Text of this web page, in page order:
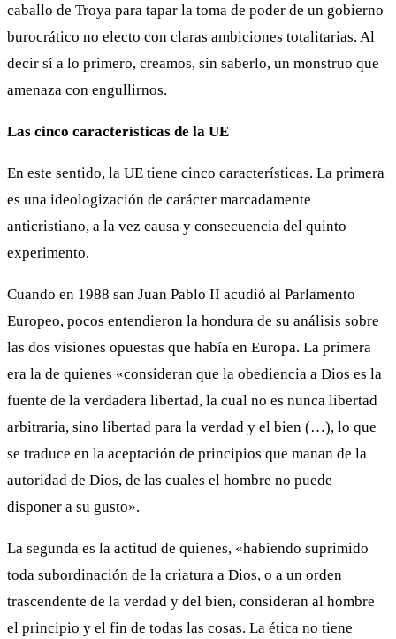
caballo de Troya para tapar la toma de poder de un gobierno
burocrático no electo con claras ambiciones totalitarias. Al
decir sí a lo primero, creamos, sin saberlo, un monstruo que
amenaza con engullirnos.
Las cinco características de la UE
En este sentido, la UE tiene cinco características. La primera
es una ideologización de carácter marcadamente
anticristiano, a la vez causa y consecuencia del quinto
experimento.
Cuando en 1988 san Juan Pablo II acudió al Parlamento
Europeo, pocos entendieron la hondura de su análisis sobre
las dos visiones opuestas que había en Europa. La primera
era la de quienes «consideran que la obediencia a Dios es la
fuente de la verdadera libertad, la cual no es nunca libertad
arbitraria, sino libertad para la verdad y el bien (…), lo que
se traduce en la aceptación de principios que manan de la
autoridad de Dios, de las cuales el hombre no puede
disponer a su gusto».
La segunda es la actitud de quienes, «habiendo suprimido
toda subordinación de la criatura a Dios, o a un orden
trascendente de la verdad y del bien, consideran al hombre
el principio y el fin de todas las cosas. La ética no tiene